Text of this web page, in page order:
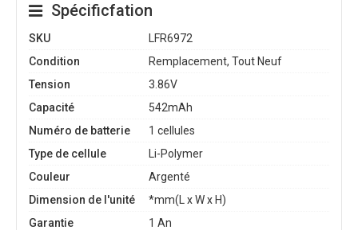
Spécificfation
SKU
LFR6972
Condition
Remplacement, Tout Neuf
Tension
3.86V
Capacité
542mAh
Numéro de batterie
1 cellules
Type de cellule
Li-Polymer
Couleur
Argenté
Dimension de l'unité
*mm(L x W x H)
Garantie
1 An